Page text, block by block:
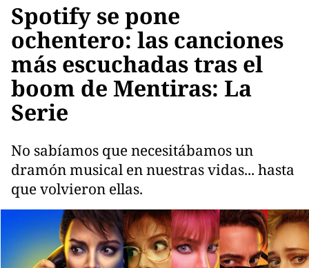
Spotify se pone
ochentero: las canciones
más escuchadas tras el
boom de Mentiras: La
Serie
No sabíamos que necesitábamos un
dramón musical en nuestras vidas... hasta
que volvieron ellas.